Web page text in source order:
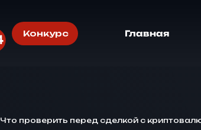
Конкурс Главная
Что проверить перед сделкой с